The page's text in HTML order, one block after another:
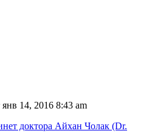
янв 14, 2016 8:43 am
доктора Айхан Чолак (Dr.